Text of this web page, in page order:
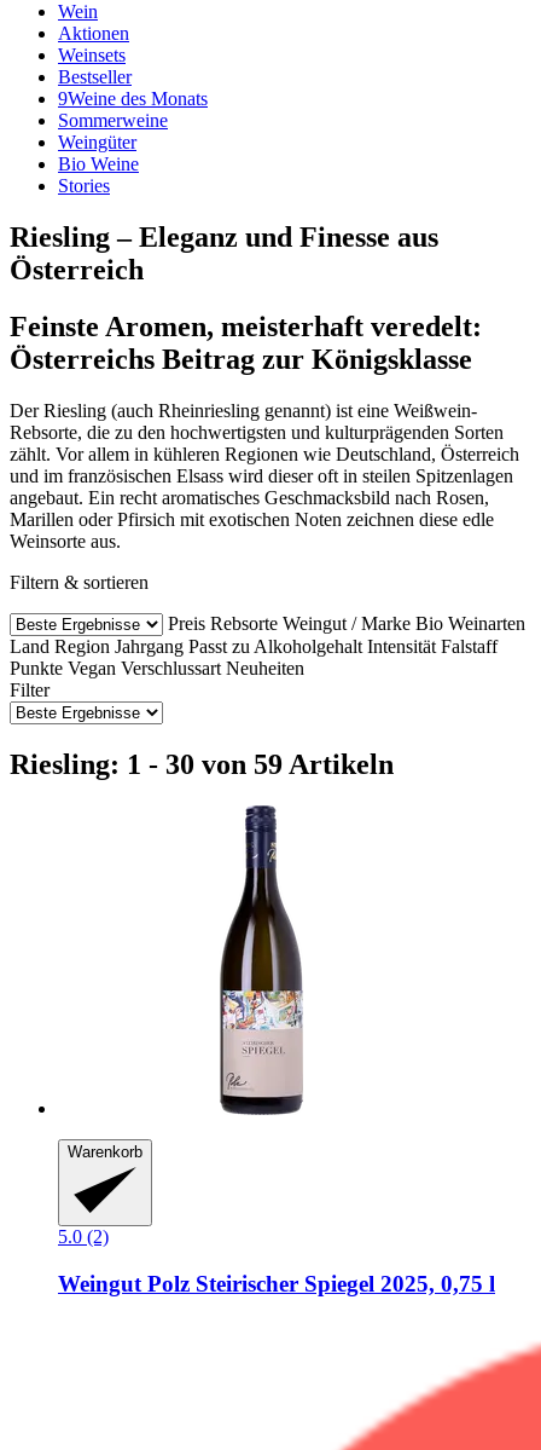
Wein
Aktionen
Weinsets
Bestseller
9Weine des Monats
Sommerweine
Weingüter
Bio Weine
Stories
Riesling – Eleganz und Finesse aus
Österreich
Feinste Aromen, meisterhaft veredelt:
Österreichs Beitrag zur Königsklasse
Der Riesling (auch Rheinriesling genannt) ist eine Weißwein-
Rebsorte, die zu den hochwertigsten und kulturprägenden Sorten
zählt. Vor allem in kühleren Regionen wie Deutschland, Österreich
und im französischen Elsass wird dieser oft in steilen Spitzenlagen
angebaut. Ein recht aromatisches Geschmacksbild nach Rosen,
Marillen oder Pfirsich mit exotischen Noten zeichnen diese edle
Weinsorte aus.
Filtern & sortieren
Preis Rebsorte Weingut / Marke Bio Weinarten
Land Region Jahrgang Passt zu Alkoholgehalt Intensität Falstaff
Punkte Vegan Verschlussart Neuheiten
Filter
Riesling: 1 - 30 von 59 Artikeln
Warenkorb
5.0 (2)
Weingut Polz Steirischer Spiegel 2025, 0,75 l